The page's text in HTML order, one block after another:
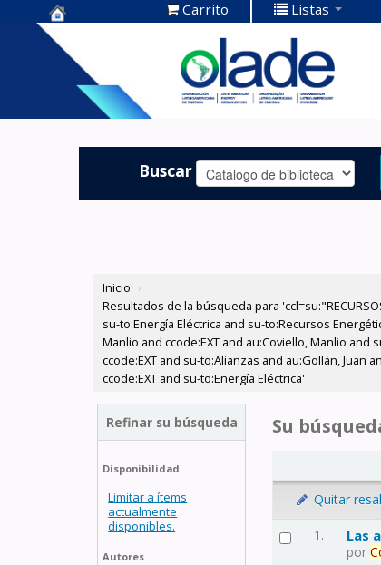
Centro de
Documentación
OLADE -
Carrito Listas
Buscar
Inicio ›
Resultados de la búsqueda para
su-to:Energía Eléctrica and su-to:Recursos
Manlio and ccode:EXT and au:Coviello, Manlio
ccode:EXT and su-to:Alianzas and au:Gollán, Juan
ccode:EXT and su-to:Energía Eléctrica'
Refinar su búsqueda
Disponibilidad
Limitar a ítems
actualmente
disponibles.
Autores
Su
Quitar
1. Las
por